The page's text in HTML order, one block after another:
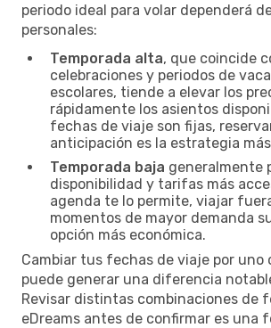
periodo ideal para volar dependerá
personales:
Temporada alta, que coincide
celebraciones y periodos de
escolares, tiende a elevar los
rápidamente los asientos
fechas de viaje son fijas,
anticipación es la estrategia
Temporada baja generalmente
disponibilidad y tarifas más
agenda te lo permite, viajar
momentos de mayor demanda
opción más económica.
Cambiar tus fechas de viaje por uno
puede generar una diferencia
Revisar distintas combinaciones de
eDreams antes de confirmar es una